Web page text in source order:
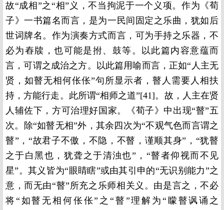
故“成相”之“相”义，不当拘泥于一个义项。作为《荀
子》一书篇名而言，是为一民间固定之乐曲，犹如后
世词牌名。作为演奏方式而言，可为手持之乐器，不
必为舂牍，也可能是拊、鼓等。以此篇内容意蕴而
言，可谓之成治之方。以此篇用喻而言，正如“人主无
贤，如瞽无相何伥伥”句所显示者，瞽人需要人相扶
持，方能行走。此所谓“相师之道”[41]。故，人主在贤
人辅佐下，方可治理好国家。《荀子》中出现“瞽”五
次。除“如瞽无相”外，其余四次为“不观气色而言谓之
瞽”，“故君子不傲，不隐，不瞽，谨顺其身”，“犹瞽
之于白黑也，犹聋之于清浊也”，“瞽者仰视而不见
星”。其义皆为“眼睛瞎”或由其引申的“无识别能力”之
意，而无由“瞽”所充之乐师相关义。由是言之，不必
将“如瞽无相何伥伥”之“瞽”理解为“矇瞽讽诵之